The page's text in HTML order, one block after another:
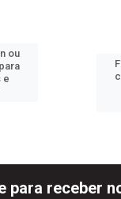
ou
e
para receber